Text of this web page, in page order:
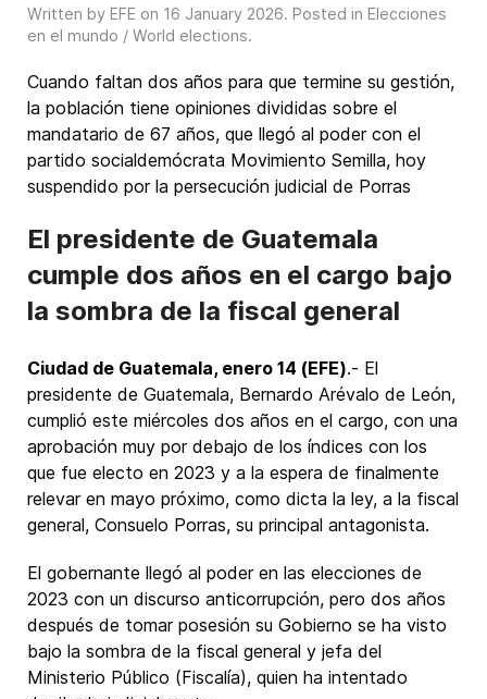
Written by EFE on 16 January 2026. Posted in Elecciones
en el mundo / World elections.
Cuando faltan dos años para que termine su gestión,
la población tiene opiniones divididas sobre el
mandatario de 67 años, que llegó al poder con el
partido socialdemócrata Movimiento Semilla, hoy
suspendido por la persecución judicial de Porras
El presidente de Guatemala
cumple dos años en el cargo bajo
la sombra de la fiscal general
Ciudad de Guatemala, enero 14 (EFE).- El
presidente de Guatemala, Bernardo Arévalo de León,
cumplió este miércoles dos años en el cargo, con una
aprobación muy por debajo de los índices con los
que fue electo en 2023 y a la espera de finalmente
relevar en mayo próximo, como dicta la ley, a la fiscal
general, Consuelo Porras, su principal antagonista.
El gobernante llegó al poder en las elecciones de
2023 con un discurso anticorrupción, pero dos años
después de tomar posesión su Gobierno se ha visto
bajo la sombra de la fiscal general y jefa del
Ministerio Público (Fiscalía), quien ha intentado